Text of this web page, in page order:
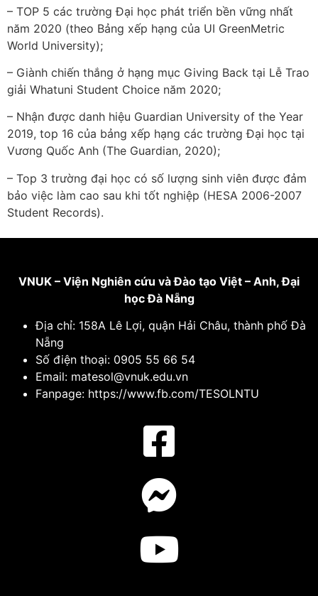
– TOP 5 các trường Đại học phát triển bền vững nhất
năm 2020 (theo Bảng xếp hạng của UI GreenMetric
World University);
– Giành chiến thắng ở hạng mục Giving Back tại Lễ Trao
giải Whatuni Student Choice năm 2020;
– Nhận được danh hiệu Guardian University of the Year
2019, top 16 của bảng xếp hạng các trường Đại học tại
Vương Quốc Anh (The Guardian, 2020);
– Top 3 trường đại học có số lượng sinh viên được đảm
bảo việc làm cao sau khi tốt nghiệp (HESA 2006-2007
Student Records).
VNUK – Viện Nghiên cứu và Đào tạo Việt – Anh,Đại
học Đà Nẵng
Địa chỉ: 158A Lê Lợi, quận Hải Châu, thành phố Đà
Nẵng
Số điện thoại: 0905 55 66 54
Email: matesol@vnuk.edu.vn
Fanpage: https://www.fb.com/TESOLNTU